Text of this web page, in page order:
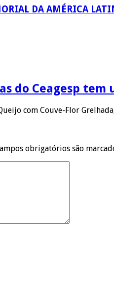
DA AMÉRICA
do Ceagesp
com Couve-Flor
obrigatórios são